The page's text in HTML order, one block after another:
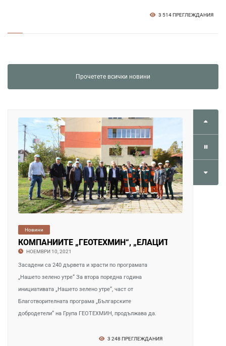
3 514 ПРЕГЛЕЖДАНИЯ
Прочетете всички новини
Новини
КОМПАНИИТЕ „ГЕОТЕХМИН“, „ЕЛАЦИТЕ-МЕД“,
НОЕМВРИ 10, 2021
Засадени са 240 дървета и храсти по програмата
„Нашето зелено утре“ За втора поредна година
инициативата „Нашето зелено утре“, част от
Благотворителната програма „Българските
добродетели“ на Група ГЕОТЕХМИН, продължава да.